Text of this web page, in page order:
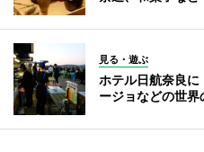
見る・遊ぶ
ホテル日航奈良
ージョなどの世界